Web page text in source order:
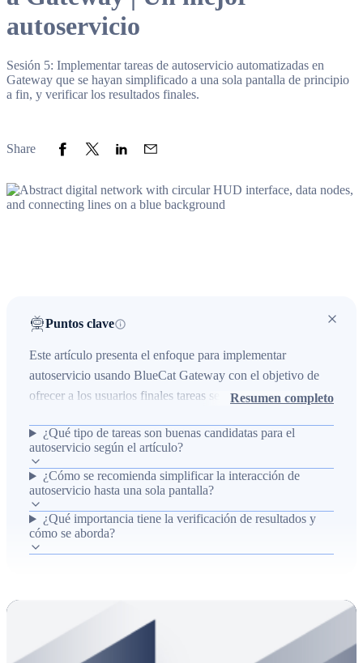
autoservicio
Sesión 5: Implementar tareas de autoservicio automatizadas en
Gateway que se hayan simplificado a una sola pantalla de principio
a fin, y verificar los resultados finales.
Share Share to Facebook
Share to Twitter
Share to LinkedIn
Share to Email
Puntos clave
Este artículo presenta el enfoque para implementar
autoservicio usando BlueCat Gateway con el objetivo de
ofrecer a los usuarios finales tareas sencillas y reducir la
adecuadas para autoservicio, la simplificación de la
interacción hasta una única pantalla de principio a fin, y la
verificación rigurosa de los resultados para disminuir
errores y aumentar la coherencia del entorno. El resultado
operativo esperado es menos frustración para los usuarios,
menos errores manuales y procesos más consistentes en la
gestión de DNS/DHCP/IPAM.
Resumen completo
¿Qué tipo de tareas son buenas candidatas para el
autoservicio según el artículo?
¿Cómo se recomienda simplificar la interacción de
autoservicio hasta una sola pantalla?
¿Qué importancia tiene la verificación de resultados y
cómo se aborda?